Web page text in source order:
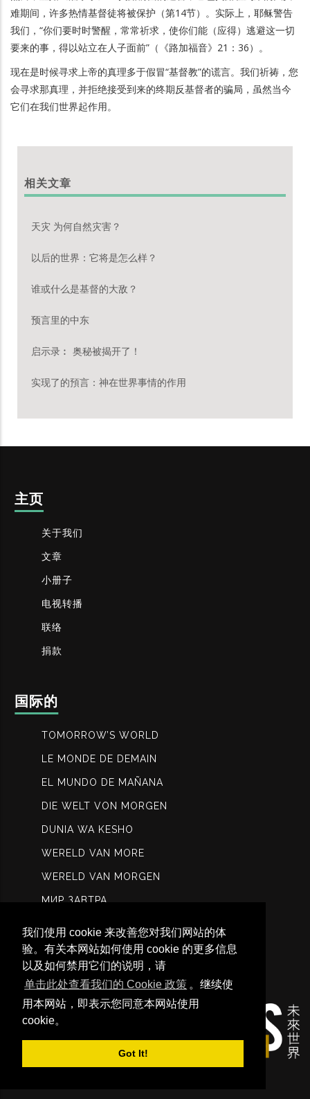
我们使用 cookie 来改善您对我们网站的体
验。有关本网站如何使用 cookie 的更多信息
以及如何禁用它们的说明，请
单击此处查看我们的 Cookie 政策 。继续使
用本网站，即表示您同意本网站使用
cookie。
Got It!
难期间，许多热情基督徒将被保护（第14节）。实际上，耶稣警告
我们，“你们要时时警醒，常常祈求，使你们能（应得）逃避这一切
要来的事，得以站立在人子面前”（《路加福音》21：36）。
现在是时候寻求上帝的真理多于假冒“基督教”的谎言。我们祈祷，您
会寻求那真理，并拒绝接受到来的终期反基督者的骗局，虽然当今
它们在我们世界起作用。
相关文章
天灾 为何自然灾害？
以后的世界：它将是怎么样？
谁或什么是基督的大敌？
预言里的中东
启示录︰ 奥秘被揭开了！
实现了的預言：神在世界事情的作用
主页
关于我们
文章
小册子
电视转播
联络
捐款
国际的
TOMORROW’S WORLD
LE MONDE DE DEMAIN
EL MUNDO DE MAÑANA
DIE WELT VON MORGEN
DUNIA WA KESHO
WERELD VAN MORE
WERELD VAN MORGEN
МИР ЗАВТРА
कल विश्ि
未来世界